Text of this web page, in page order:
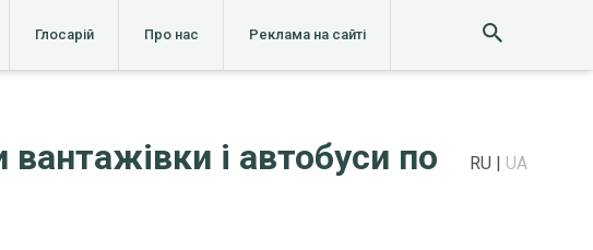
Глосарій Про нас Реклама на сайті
і автобуси по
RU UA